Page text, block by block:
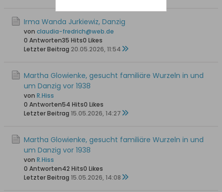
Irma Wanda Jurkiewiz, Danzig
von claudia-fredrich@web.de
0 Antworten35 Hits0 Likes
Letzter Beitrag 20.05.2026, 11:54
Martha Glowienke, gesucht familiäre Wurzeln in und
um Danzig vor 1938
von R.Hiss
0 Antworten54 Hits0 Likes
Letzter Beitrag 15.05.2026, 14:27
Martha Glowienke, gesucht familiäre Wurzeln in und
um Danzig vor 1938
von R.Hiss
0 Antworten42 Hits0 Likes
Letzter Beitrag 15.05.2026, 14:08